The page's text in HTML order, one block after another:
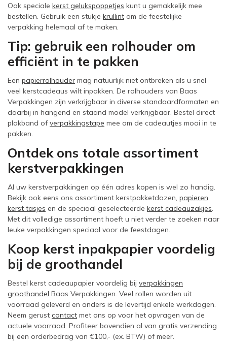
Ook speciale kerst gelukspoppetjes kunt u gemakkelijk mee
bestellen. Gebruik een stukje krullint om de feestelijke
verpakking helemaal af te maken.
Tip: gebruik een rolhouder om
efficiënt in te pakken
Een papierrolhouder mag natuurlijk niet ontbreken als u snel
veel kerstcadeaus wilt inpakken. De rolhouders van Baas
Verpakkingen zijn verkrijgbaar in diverse standaardformaten en
daarbij in hangend en staand model verkrijgbaar. Bestel direct
plakband ofverpakkingstape mee om de cadeautjes mooi in te
pakken.
Ontdek ons totale assortiment
kerstverpakkingen
Al uw kerstverpakkingen op één adres kopen is wel zo handig.
Bekijk ook eens ons assortiment kerstpakketdozen, papieren
kerst tasjes en de speciaal geselecteerde kerst cadeauzakjes.
Met dit volledige assortiment hoeft u niet verder te zoeken naar
leuke verpakkingen speciaal voor de feestdagen.
Koop kerst inpakpapier voordelig
bij de groothandel
Bestel kerst cadeaupapier voordelig bij verpakkingen
groothandel Baas Verpakkingen. Veel rollen worden uit
voorraad geleverd en anders is de levertijd enkele werkdagen.
Neem gerust contact met ons op voor het opvragen van de
actuele voorraad. Profiteer bovendien al van gratis verzending
bij een orderbedrag van €100,- (ex. BTW) of meer.